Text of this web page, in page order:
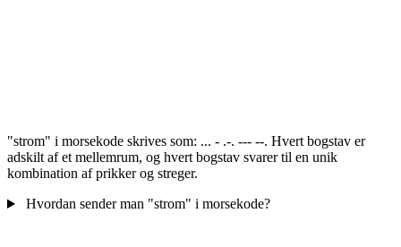
"strom" i morsekode skrives som: ... - .-. --- --. Hvert bogstav er
adskilt af et mellemrum, og hvert bogstav svarer til en unik
kombination af prikker og streger.
Hvordan sender man "strom" i morsekode?